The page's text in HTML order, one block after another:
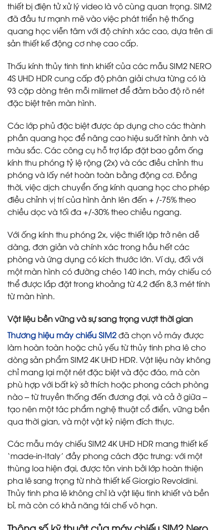
thiết bị điện tử xử lý video là vô cùng quan trọng. SIM2
đã đầu tư mạnh mẽ vào việc phát triển hệ thống
quang học viễn tâm với độ chính xác cao, dựa trên di
sản thiết kế động cơ nhẹ cao cấp.
Thấu kính thủy tinh tinh khiết của các mẫu SIM2 NERO
4S UHD HDR cung cấp độ phân giải chưa từng có là
93 cặp dòng trên mỗi milimet để đảm bảo độ rõ nét
đặc biệt trên màn hình.
Các lớp phủ đặc biệt được áp dụng cho các thành
phần quang học để nâng cao hiệu suất hình ảnh và
màu sắc. Các công cụ hỗ trợ lắp đặt bao gồm ống
kính thu phóng tỷ lệ rộng (2x) và các điều chỉnh thu
phóng và lấy nét hoàn toàn bằng động cơ. Đồng
thời, việc dịch chuyển ống kính quang học cho phép
điều chỉnh vị trí của hình ảnh lên đến + /-75% theo
chiều dọc và tối đa +/-30% theo chiều ngang.
Với ống kính thu phóng 2x, việc thiết lập trở nên dễ
dàng, đơn giản và chính xác trong hầu hết các
phòng và ứng dụng có kích thước lớn. Ví dụ, đối với
một màn hình có đường chéo 140 inch, máy chiếu có
thể được lắp đặt trong khoảng từ 4,2 đến 8,3 mét tính
từ màn hình.
Vật liệu bền vững và sự sang trọng vượt thời gian
Thương hiệu máy chiếu SIM2đã chọn vỏ máy được
làm hoàn toàn hoặc chủ yếu từ thủy tinh pha lê cho
dòng sản phẩm SIM2 4K UHD HDR. Vật liệu này không
chỉ mang lại một nét đặc biệt và độc đáo, mà còn
phù hợp với bất kỳ sở thích hoặc phong cách phòng
nào – từ truyền thống đến đương đại, và cả ở giữa –
tạo nên một tác phẩm nghệ thuật cổ điển, vững bền
qua thời gian, và một vật kỷ niệm đích thực.
Các mẫu máy chiếu SIM2 4K UHD HDR mang thiết kế
‘made-in-Italy’ đầy phong cách đặc trưng: với một
thùng loa hiện đại, được tôn vinh bởi lớp hoàn thiện
pha lê sang trọng từ nhà thiết kế Giorgio Revoldini.
Thủy tinh pha lê không chỉ là vật liệu tinh khiết và bền
bỉ, mà còn có khả năng tái chế vô hạn.